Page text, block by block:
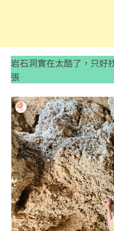
岩石洞實在太酷了，只好
張